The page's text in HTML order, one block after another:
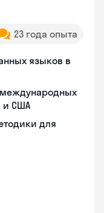
23 года опыта
языков в
и США
для